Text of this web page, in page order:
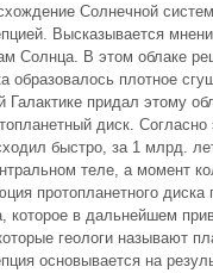
Солнечной
Высказывается
Солнца. В этом облаке
образовалось плотное
Галактике придал этому
диск. Согласно
быстро, за 1 млрд.
теле, а момент
протопланетного
которое в дальнейшем
геологи называют
основывается на